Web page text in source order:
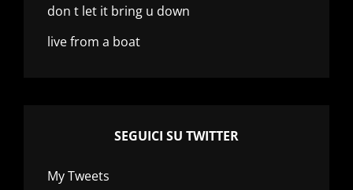
don t let it bring u down
live from a boat
SEGUICI SU TWITTER
My Tweets